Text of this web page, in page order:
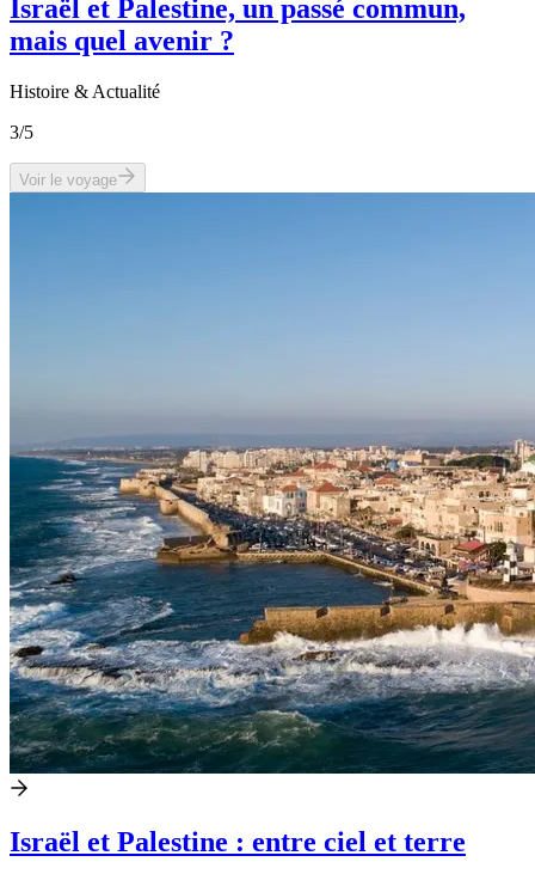
Israël et Palestine, un passé commun,
mais quel avenir ?
Histoire & Actualité
3/5
Voir le voyage
Israël et Palestine : entre ciel et terre